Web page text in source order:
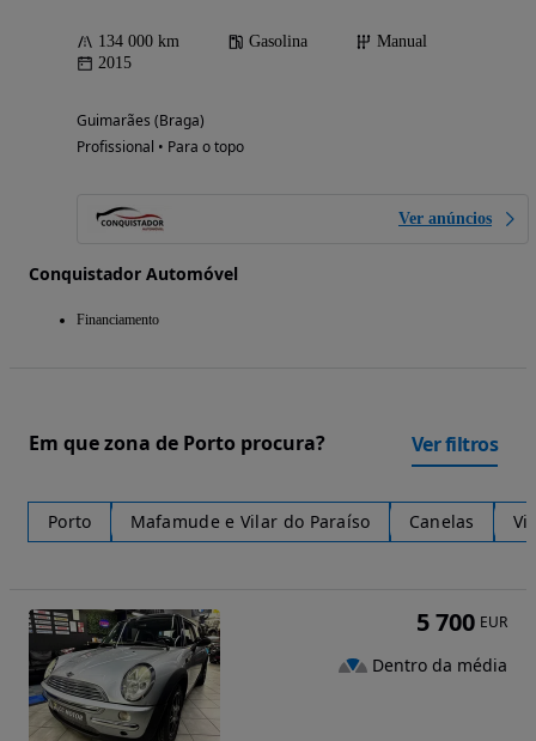
134 000 km Gasolina
Manual
2015
Guimarães (Braga)
Profissional • Para o topo
Ver anúncios
Conquistador Automóvel
Financiamento
Em que zona de Porto procura? Ver filtros
Porto Mafamude e Vilar do Paraíso Canelas
5 700 EUR
Dentro da média